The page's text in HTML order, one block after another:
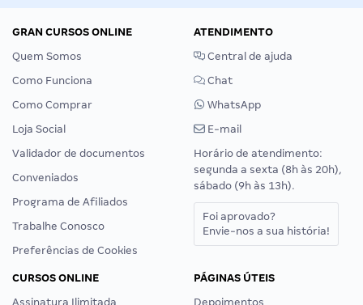
GRAN CURSOS ONLINE
Quem Somos
Como Funciona
Como Comprar
Loja Social
Validador de documentos
Conveniados
Programa de Afiliados
Trabalhe Conosco
Preferências de Cookies
ATENDIMENTO
Central de ajuda
Chat
WhatsApp
E-mail
Horário de atendimento:
segunda a sexta (8h às 20h),
sábado (9h às 13h).
Foi aprovado?
Envie-nos a sua história!
CURSOS ONLINE
Assinatura Ilimitada
PÁGINAS ÚTEIS
Depoimentos